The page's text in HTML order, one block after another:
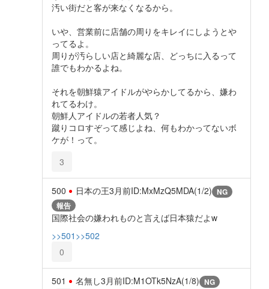
汚い街だと客が来なくなるから。
いや、営業前に店舗の周りをキレイにしようとや
ってるよ。
周りが汚らしい店と綺麗な店、どっちに入るって
誰でもわかるよね。
それを朝鮮猿アイドルがやらかしてるから、嫌わ
れてるわけ。
朝鮮人アイドルの若者人気？
蹴りコロすぞって感じよね、何もわかってないボ
ケが！って。
3
500 日本の王3月前ID:MxMzQ5MDA(1/2) NG
報告
国際社会の嫌われものと言えば日本猿だよw
>>501 >>502
0
501 名無し3月前ID:M1OTk5NzA(1/8) NG